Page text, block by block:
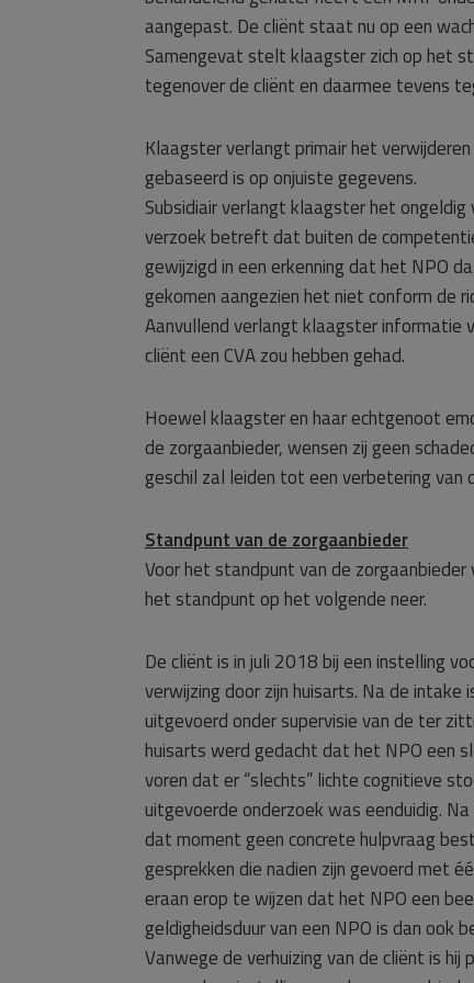
aangepast. De cliënt staat nu op een
Samengevat stelt klaagster zich op het
tegenover de cliënt en daarmee tevens
Klaagster verlangt primair het
gebaseerd is op onjuiste gegevens.
Subsidiair verlangt klaagster het
verzoek betreft dat buiten de
gewijzigd in een erkenning dat het NPO
gekomen aangezien het niet conform de
Aanvullend verlangt klaagster informatie
cliënt een CVA zou hebben gehad.
Hoewel klaagster en haar echtgenoot
de zorgaanbieder, wensen zij geen
geschil zal leiden tot een verbetering van
Standpunt van de zorgaanbieder
Voor het standpunt van de
het standpunt op het volgende neer.
De cliënt is in juli 2018 bij een instelling
verwijzing door zijn huisarts. Na de intake
uitgevoerd onder supervisie van de ter
huisarts werd gedacht dat het NPO een
voren dat er “slechts” lichte cognitieve
uitgevoerde onderzoek was eenduidig.
dat moment geen concrete hulpvraag
gesprekken die nadien zijn gevoerd met
eraan erop te wijzen dat het NPO een
geldigheidsduur van een NPO is dan ook
Vanwege de verhuizing van de cliënt is